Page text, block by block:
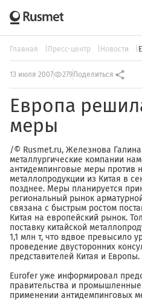
Главная Пресс-центр Новости
13 июля 2007 279 Поделиться
Европа
меры
/© Rusmet.ru, Железнова
металлургические компании
антидемпинговые меры против
металлопродукции из Китая в
позднее. Меры планируется
региональный рынок
связана с быстрым ростом
Китая на европейский рынок.
поставку китайской
1,1 млн т, что вдвое превысило
проведение двусторонних
представителей Китая и Европы.
Eurofer уже информировал
правительства и
применении антидемпинговых